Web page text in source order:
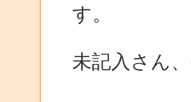
す。
未記入さん